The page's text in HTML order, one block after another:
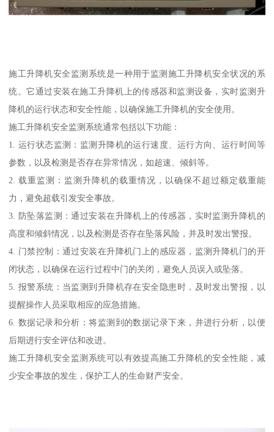
施工升降机安全监测系统是一种用于监测施工升降机安全状况的系
统。它通过安装在施工升降机上的传感器和监测设备，实时监测升
降机的运行状态和安全性能，以确保施工升降机的安全使用。
施工升降机安全监测系统通常包括以下功能：
1. 运行状态监测：监测升降机的运行速度、运行方向、运行时间等
参数，以及检测是否存在异常情况，如超速、倾斜等。
2. 载重监测：监测升降机的载重情况，以确保不超过额定载重能
力，避免超载引发安全事故。
3. 防坠落监测：通过安装在升降机上的传感器，实时监测升降机的
高度和倾斜情况，以及检测是否存在坠落风险，并及时发出警报。
4. 门禁控制：通过安装在升降机门上的感应器，监测升降机门的开
闭状态，以确保在运行过程中门的关闭，避免人员误入或坠落。
5. 报警系统：当监测到升降机存在安全隐患时，及时发出警报，以
提醒操作人员采取相应的应急措施。
6. 数据记录和分析：将监测到的数据记录下来，并进行分析，以便
后期进行安全评估和改进。
施工升降机安全监测系统可以有效提高施工升降机的安全性能，减
少安全事故的发生，保护工人的生命财产安全。